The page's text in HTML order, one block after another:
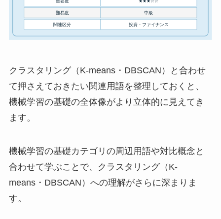
クラスタリング（K-means・DBSCAN）と合わせ
て押さえておきたい関連用語を整理しておくと、
機械学習の基礎の全体像がより立体的に見えてき
ます。
機械学習の基礎カテゴリの周辺用語や対比概念と
合わせて学ぶことで、クラスタリング（K-
means・DBSCAN）への理解がさらに深まりま
す。